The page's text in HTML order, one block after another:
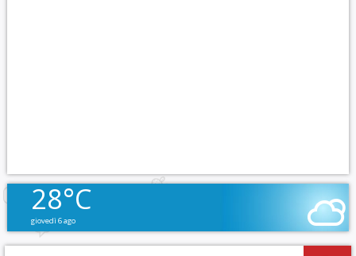
28°C
giovedì 6 ago